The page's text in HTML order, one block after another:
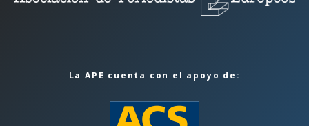
La APE cuenta con el apoyo de: